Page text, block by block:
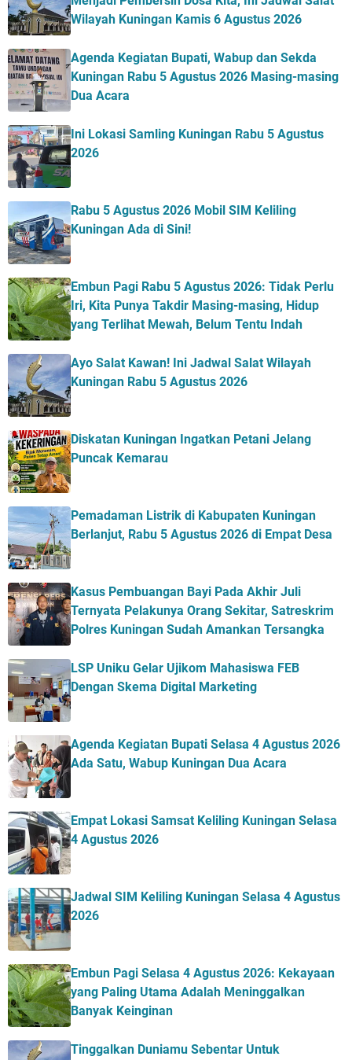
Wilayah Kuningan Kamis 6 Agustus 2026
Agenda Kegiatan Bupati, Wabup dan Sekda
Kuningan Rabu 5 Agustus 2026 Masing-masing
Dua Acara
Ini Lokasi Samling Kuningan Rabu 5 Agustus
2026
Rabu 5 Agustus 2026 Mobil SIM Keliling
Kuningan Ada di Sini!
Embun Pagi Rabu 5 Agustus 2026: Tidak Perlu
Iri, Kita Punya Takdir Masing-masing, Hidup
yang Terlihat Mewah, Belum Tentu Indah
Ayo Salat Kawan! Ini Jadwal Salat Wilayah
Kuningan Rabu 5 Agustus 2026
Diskatan Kuningan Ingatkan Petani Jelang
Puncak Kemarau
Pemadaman Listrik di Kabupaten Kuningan
Berlanjut, Rabu 5 Agustus 2026 di Empat Desa
Kasus Pembuangan Bayi Pada Akhir Juli
Ternyata Pelakunya Orang Sekitar, Satreskrim
Polres Kuningan Sudah Amankan Tersangka
LSP Uniku Gelar Ujikom Mahasiswa FEB
Dengan Skema Digital Marketing
Agenda Kegiatan Bupati Selasa 4 Agustus 2026
Ada Satu, Wabup Kuningan Dua Acara
Empat Lokasi Samsat Keliling Kuningan Selasa
4 Agustus 2026
Jadwal SIM Keliling Kuningan Selasa 4 Agustus
2026
Embun Pagi Selasa 4 Agustus 2026: Kekayaan
yang Paling Utama Adalah Meninggalkan
Banyak Keinginan
Tinggalkan Duniamu Sebentar Untuk